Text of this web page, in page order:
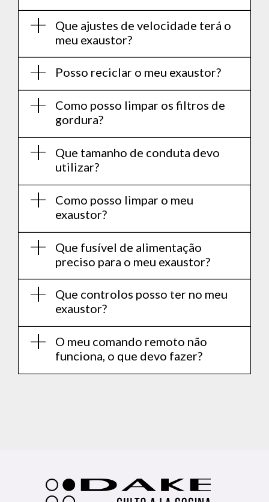
Que ajustes de velocidade terá o
meu exaustor?
Posso reciclar o meu exaustor?
Como posso limpar os filtros de
gordura?
Que tamanho de conduta devo
utilizar?
Como posso limpar o meu
exaustor?
Que fusível de alimentação
preciso para o meu exaustor?
Que controlos posso ter no meu
exaustor?
O meu comando remoto não
funciona, o que devo fazer?